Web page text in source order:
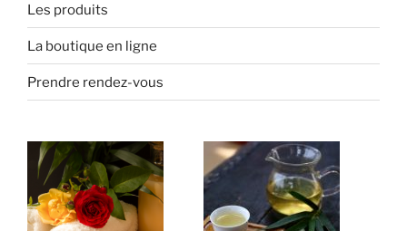
Les produits
La boutique en ligne
Prendre rendez-vous